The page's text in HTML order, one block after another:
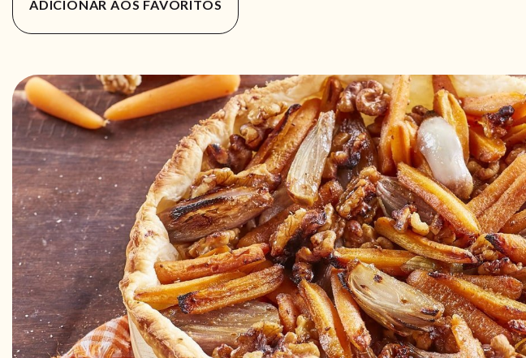
ADICIONAR AOS FAVORITOS